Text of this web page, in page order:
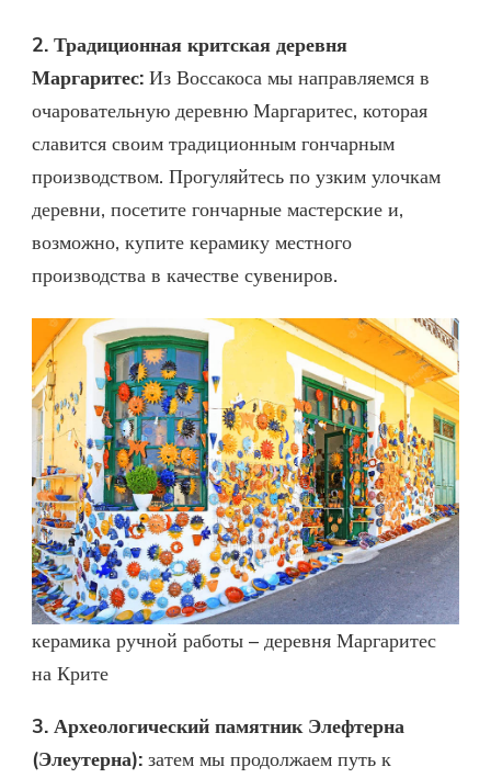
2. Традиционная критская деревня
Маргаритес: Из Воссакоса мы направляемся в
очаровательную деревню Маргаритес, которая
славится своим традиционным гончарным
производством. Прогуляйтесь по узким улочкам
деревни, посетите гончарные мастерские и,
возможно, купите керамику местного
производства в качестве сувениров.
керамика ручной работы – деревня Маргаритес
на Крите
3. Археологический памятник Элефтерна
(Элеутерна): затем мы продолжаем путь к